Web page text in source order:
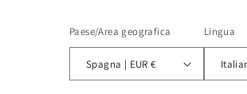
Paese/Area geografica
Spagna | EUR €
Lingua